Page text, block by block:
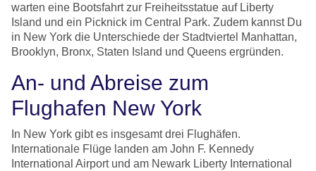
warten eine Bootsfahrt zur Freiheitsstatue auf Liberty
Island und ein Picknick im Central Park. Zudem kannst Du
in New York die Unterschiede der Stadtviertel Manhattan,
Brooklyn, Bronx, Staten Island und Queens ergründen.
An- und Abreise zum
Flughafen New York
In New York gibt es insgesamt drei Flughäfen.
Internationale Flüge landen am John F. Kennedy
International Airport und am Newark Liberty International